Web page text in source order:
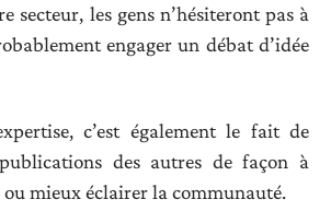
secteur, les gens n’hésiteront pas à
engager un débat d’idée
c’est également le fait de
des autres de façon à
mieux éclairer la communauté.